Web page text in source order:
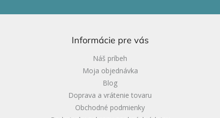
Informácie pre vás
Náš príbeh
Moja objednávka
Blog
Doprava a vrátenie tovaru
Obchodné podmienky